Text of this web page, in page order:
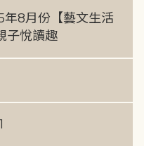
年8月份【藝文生活
子悅讀趣